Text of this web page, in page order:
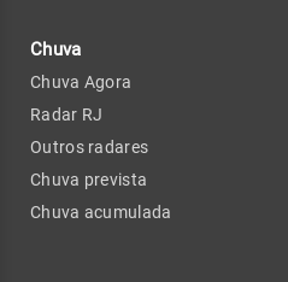
Chuva
Chuva Agora
Radar RJ
Outros radares
Chuva prevista
Chuva acumulada